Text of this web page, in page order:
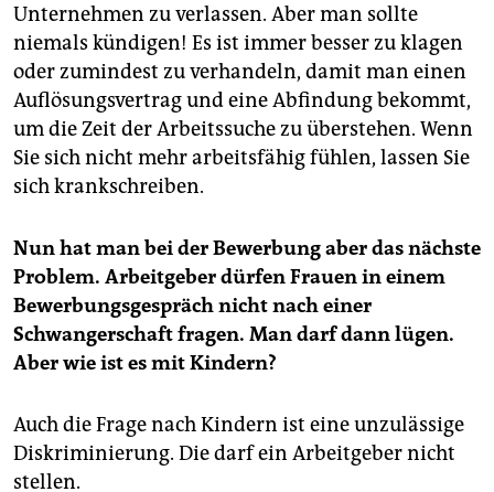
Unternehmen zu verlassen. Aber man sollte
niemals kündigen! Es ist immer besser zu klagen
oder zumindest zu verhandeln, damit man einen
Auflösungsvertrag und eine Abfindung bekommt,
um die Zeit der Arbeitssuche zu überstehen. Wenn
Sie sich nicht mehr arbeitsfähig fühlen, lassen Sie
sich krankschreiben.
Nun hat man bei der Bewerbung aber das nächste
Problem. Arbeitgeber dürfen Frauen in einem
Bewerbungsgespräch nicht nach einer
Schwangerschaft fragen. Man darf dann lügen.
Aber wie ist es mit Kindern?
Auch die Frage nach Kindern ist eine unzulässige
Diskriminierung. Die darf ein Arbeit­geber nicht
stellen.